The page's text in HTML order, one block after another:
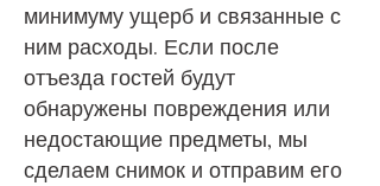
минимуму ущерб и связанные с
ним расходы. Если после
отъезда гостей будут
обнаружены повреждения или
недостающие предметы, мы
сделаем снимок и отправим его